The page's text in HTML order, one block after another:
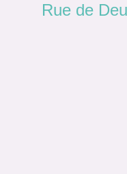
Rue de